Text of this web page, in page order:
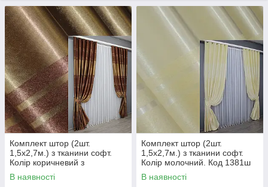
Комплект штор (2шт.
1,5х2,7м.) з тканини софт.
Колір коричневий з
золотистим. Код 1392ш 33-
0253
В наявності
Комплект штор (2шт.
1,5х2,7м.) з тканини софт.
Колір молочний. Код 1381ш
33-0254
В наявності